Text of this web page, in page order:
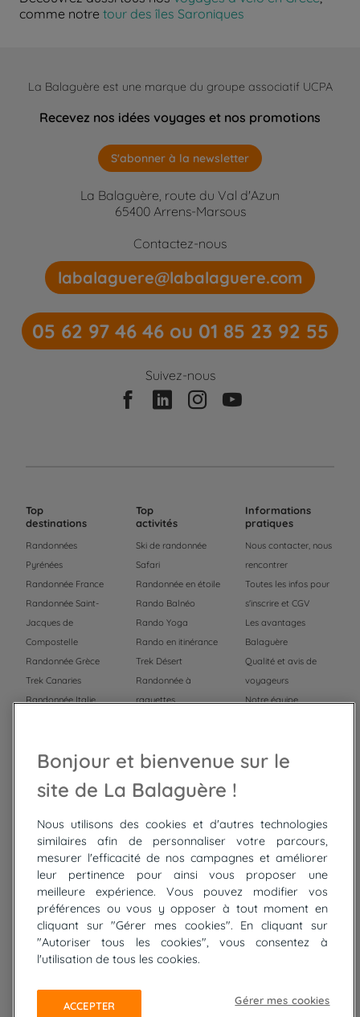
comme notre tour des îles Saroniques
La Balaguère est une marque du groupe associatif UCPA
Recevez nos idées voyages et nos promotions
S'abonner à la newsletter
La Balaguère, route du Val d'Azun
65400 Arrens-Marsous
Contactez-nous
labalaguere@labalaguere.com
05 62 97 46 46 ou 01 85 23 92 55
Suivez-nous
Top
destinations
Randonnées
Pyrénées
Randonnée France
Randonnée Saint-
Jacques de
Compostelle
Randonnée Grèce
Trek Canaries
Randonnée Italie
Trek Mauritanie
Top
activités
Ski de randonnée
Safari
Randonnée en étoile
Rando Balnéo
Rando Yoga
Rando en itinérance
Trek Désert
Randonnée à
raquettes
Trek
Informations
pratiques
Nous contacter, nous
rencontrer
Toutes les infos pour
s'inscrire et CGV
Les avantages
Balaguère
Qualité et avis de
voyageurs
Notre équipe
Top
circuits
Tour du lac de Constance à vélo
Cyclades : Amorgos et Naxos
Randonnée aux Bardenas Reales
De Collioure à Cadaquès à pied
Découverte des trésors de Madère
Rando Réunion en douceur
Trek sur Tenerife
Bonjour et bienvenue sur le
site de La Balaguère !
Nous utilisons des cookies et d'autres technologies
similaires afin de personnaliser votre parcours,
mesurer l'efficacité de nos campagnes et améliorer
leur pertinence pour ainsi vous proposer une
meilleure expérience. Vous pouvez modifier vos
préférences ou vous y opposer à tout moment en
cliquant sur "Gérer mes cookies". En cliquant sur
"Autoriser tous les cookies", vous consentez à
l'utilisation de tous les cookies.
Gérer mes cookies
ACCEPTER